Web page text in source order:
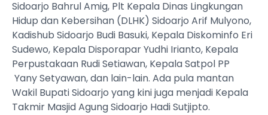
Sidoarjo Bahrul Amig, Plt Kepala Dinas Lingkungan
Hidup dan Kebersihan (DLHK) Sidoarjo Arif Mulyono,
Kadishub Sidoarjo Budi Basuki, Kepala Diskominfo Eri
Sudewo, Kepala Disporapar Yudhi Irianto, Kepala
Perpustakaan Rudi Setiawan, Kepala Satpol PP
Yany Setyawan, dan lain-lain. Ada pula mantan
Wakil Bupati Sidoarjo yang kini juga menjadi Kepala
Takmir Masjid Agung Sidoarjo Hadi Sutjipto.